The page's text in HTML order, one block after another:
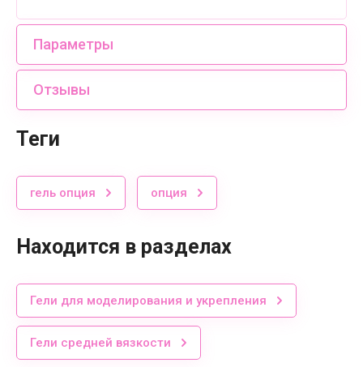
Параметры
Отзывы
теги
гель опция опция
Находится в разделах
Гели для моделирования и укрепления
Гели средней вязкости